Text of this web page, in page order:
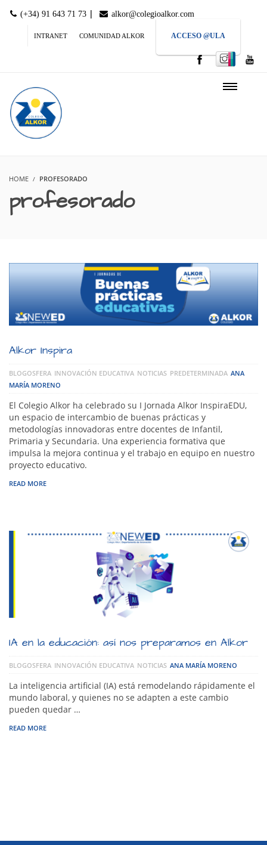
(+34) 91 643 71 73 | alkor@colegioalkor.com
INTRANET COMUNIDAD ALKOR ACCESO @ULA
HOME PROFESORADO
profesorado
Alkor Inspira
BLOGOSFERA INNOVACIÓN EDUCATIVA NOTICIAS PREDETERMINADA ANA
MARÍA MORENO
El Colegio Alkor ha celebrado su I Jornada Alkor InspiraEDU,
un espacio de intercambio de buenas prácticas y
metodologías innovadoras entre docentes de Infantil,
Primaria y Secundaria. Una experiencia formativa que
impulsa la mejora continua y el trabajo en equipo en nuestro
proyecto educativo.
READ MORE
IA en la educación: así nos preparamos en Alkor
BLOGOSFERA INNOVACIÓN EDUCATIVA NOTICIAS ANA MARÍA MORENO
La inteligencia artificial (IA) está remodelando rápidamente el
mundo laboral, y quienes no se adapten a este cambio
pueden quedar …
READ MORE